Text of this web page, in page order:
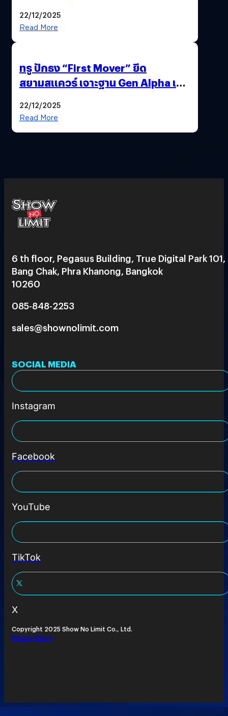
22/12/2025
Read More
ทรู ปักธง “First Mover” ยึด
สยามสแควร์ เจาะฐาน Gen Alpha เมื่อ
ยุคถัดไป
22/12/2025
Read More
6 th floor, Pegasus Building, True Digital Park 101,
Bang Chak, Phra Khanong, Bangkok
10260
085-848-2253
sales@shownolimit.com
SOCIAL MEDIA
Instagram
Facebook
YouTube
TikTok
X
Copyright 2025 Show No Limit Co., Ltd.
Privacy Policy